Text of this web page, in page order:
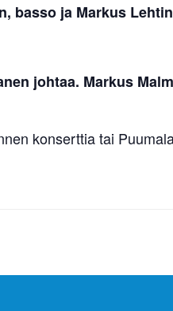
basso ja Markus
johtaa. Markus
konserttia tai